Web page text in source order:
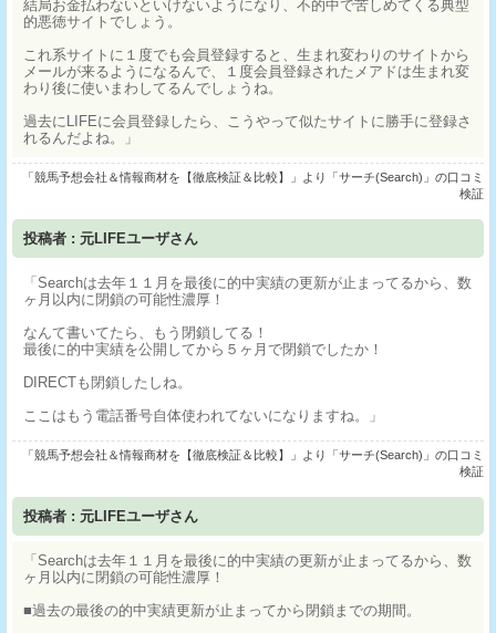
結局お金払わないといけないようになり、不的中で苦しめてくる典型
的悪徳サイトでしょう。
これ系サイトに１度でも会員登録すると、生まれ変わりのサイトから
メールが来るようになるんで、１度会員登録されたメアドは生まれ変
わり後に使いまわしてるんでしょうね。
過去にLIFEに会員登録したら、こうやって似たサイトに勝手に登録さ
れるんだよね。」
「競馬予想会社＆情報商材を【徹底検証＆比較】」より「サーチ(Search)」の口コミ
検証
投稿者 : 元LIFEユーザさん
「Searchは去年１１月を最後に的中実績の更新が止まってるから、数
ヶ月以内に閉鎖の可能性濃厚！
なんて書いてたら、もう閉鎖してる！
最後に的中実績を公開してから５ヶ月で閉鎖でしたか！
DIRECTも閉鎖したしね。
ここはもう電話番号自体使われてないになりますね。」
「競馬予想会社＆情報商材を【徹底検証＆比較】」より「サーチ(Search)」の口コミ
検証
投稿者 : 元LIFEユーザさん
「Searchは去年１１月を最後に的中実績の更新が止まってるから、数
ヶ月以内に閉鎖の可能性濃厚！
■過去の最後の的中実績更新が止まってから閉鎖までの期間。